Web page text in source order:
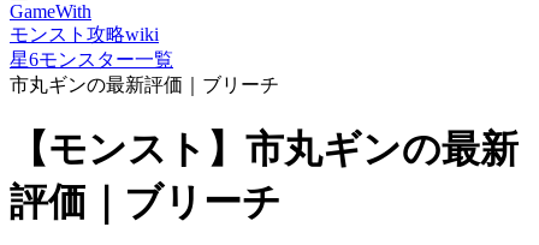
GameWith
モンスト攻略wiki
星6モンスター一覧
市丸ギンの最新評価｜ブリーチ
【モンスト】市丸ギンの最新
評価｜ブリーチ